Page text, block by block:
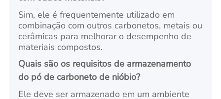
Sim, ele é frequentemente utilizado em
combinação com outros carbonetos, metais ou
cerâmicas para melhorar o desempenho de
materiais compostos.
Quais são os requisitos de armazenamento
do pó de carboneto de nióbio?
Ele deve ser armazenado em um ambiente